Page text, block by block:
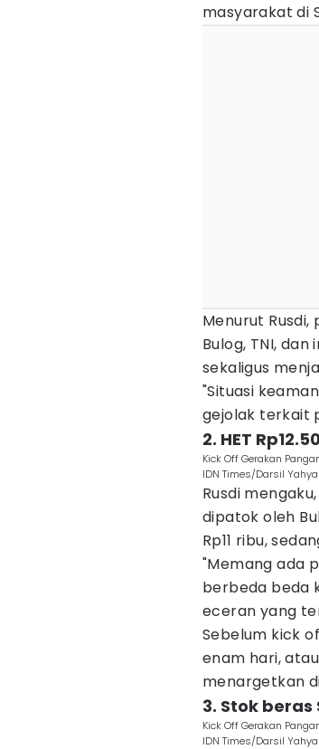
masyarakat di
Menurut
Bulog, TNI,
sekaligus
"Situasi
gejolak terkait
2. HET
Kick Off Gerakan
IDN Times/Darsil Yahya
Rusdi
dipatok oleh
Rp11 ribu,
"Memang ada
berbeda beda
eceran yang
Sebelum kick
enam hari,
menargetkan
3. Stok
Kick Off Gerakan
IDN Times/Darsil Yahya